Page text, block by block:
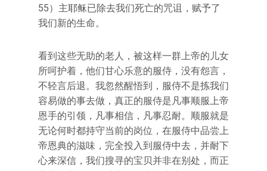
55）主耶稣已除去我们死亡的咒诅，赋予了
我们新的生命。
看到这些无助的老人，被这样一群上帝的儿女
所呵护着，他们甘心乐意的服侍，没有怨言，
不轻言后退。我忽然醒悟到，服侍不是拣我们
容易做的事去做，真正的服侍是凡事顺服上帝
恩手的引领，凡事相信，凡事忍耐。顺服就是
无论何时都持守当前的岗位，在服侍中品尝上
帝恩典的滋味，完全投入到服侍中去，并耐下
心来深信，我们搜寻的宝贝并非在别处，而正